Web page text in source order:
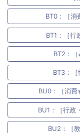
BT0：［消
BT1：［行
BT2：
BT3：
BU0：［消費
BU1：［行政
BU2：［